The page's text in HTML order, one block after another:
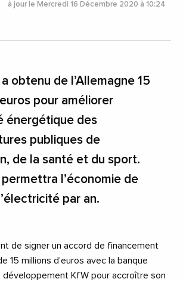
à jour le Mercredi 16 Décembre 2020 à 10:24
a obtenu de l’Allemagne 15
pour améliorer
énergétique des
publiques de
de la santé et du sport.
permettra l’économie de
par an.
de signer un accord de financement
15 millions d’euros avec la banque
développement KfW pour accroître son